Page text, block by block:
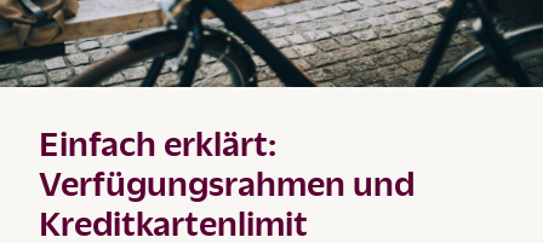
Einfach erklärt:
Verfügungsrahmen und
Kreditkartenlimit